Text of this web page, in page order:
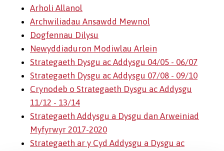
Arholi Allanol
Archwiliadau Ansawdd Mewnol
Dogfennau Dilysu
Newyddiaduron Modiwlau Arlein
Strategaeth Dysgu ac Addysgu 04/05 - 06/07
Strategaeth Dysgu ac Addysgu 07/08 - 09/10
Crynodeb o Strategaeth Dysgu ac Addysgu
11/12 - 13/14
Strategaeth Addysgu a Dysgu dan Arweiniad
Myfyrwyr 2017-2020
Strategaeth ar y Cyd Addysgu a Dysgu ac